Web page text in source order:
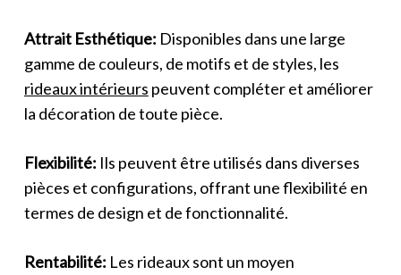
Attrait Esthétique: Disponibles dans une large
gamme de couleurs, de motifs et de styles, les
rideaux intérieurs peuvent compléter et améliorer
la décoration de toute pièce.
Flexibilité: Ils peuvent être utilisés dans diverses
pièces et configurations, offrant une flexibilité en
termes de design et de fonctionnalité.
Rentabilité: Les rideaux sont un moyen